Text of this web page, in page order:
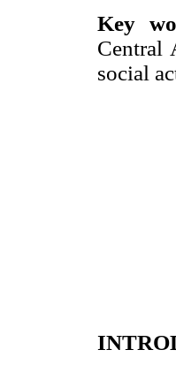
Key
Central
social